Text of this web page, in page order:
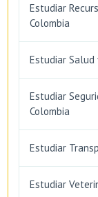
Estudiar
Colombia
Estudiar Salud
Estudiar
Colombia
Estudiar
Estudiar